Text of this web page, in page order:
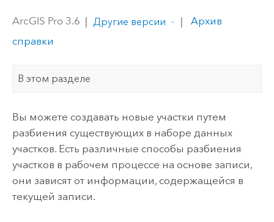
ArcGIS Pro 3.6 | Другие версии |
Архив
справки
В этом разделе
Вы можете создавать новые участки путем
разбиения существующих в наборе данных
участков. Есть различные способы разбиения
участков в рабочем процессе на основе записи,
они зависят от информации, содержащейся в
текущей записи.